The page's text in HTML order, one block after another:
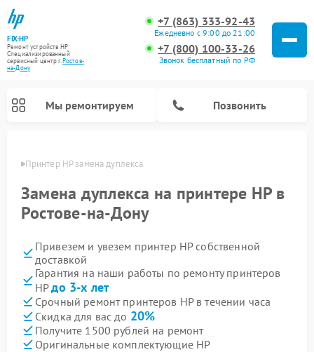
FIX-HP
Ремонт устройств HP
Специализированный
cервисный центр г.Ростов-
на-Дону
+7 (863) 333-92-43
Ежедневно с 9:00 до 21:00
+7 (800) 100-33-26
Звонок бесплатный по РФ
Мы ремонтируем Позвонить
Принтер HP замена дуплекса
Замена дуплекса на принтере HP в
Ростове-на-Дону
Привезем и увезем принтер HP собственной
доставкой
Гарантия на наши работы по ремонту принтеров
HPдо 3-х лет
Срочный ремонт принтеров HP в течении часа
Скидка для вас до 20%
Получите 1500 рублей на ремонт
Оригинальные комплектующие HP